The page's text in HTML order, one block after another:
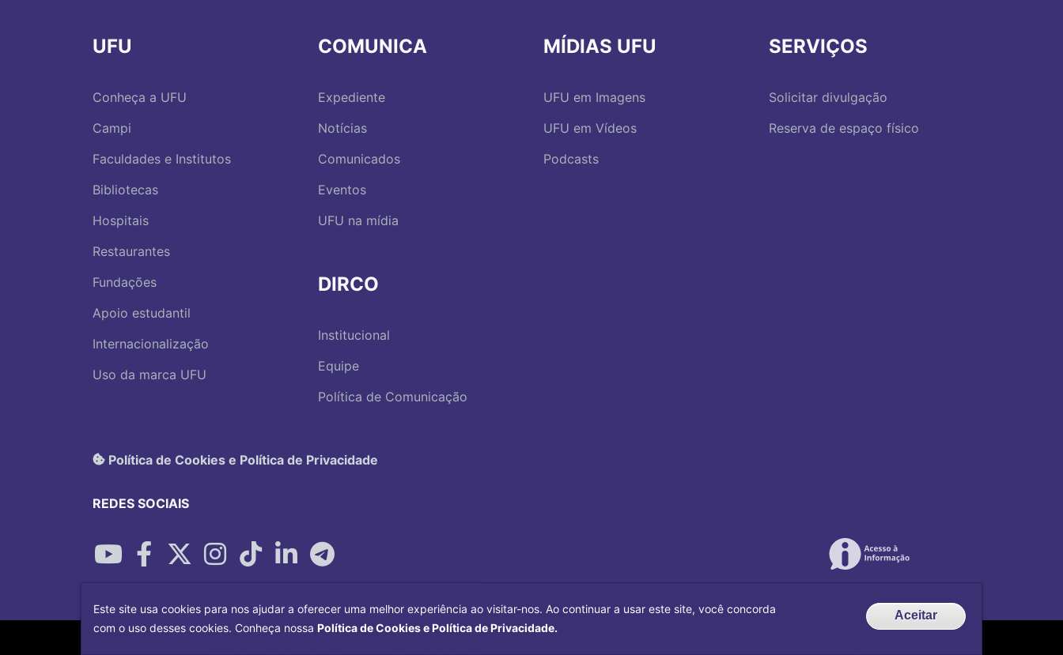
UFU
Conheça a UFU
Campi
Faculdades e Institutos
Bibliotecas
Hospitais
Restaurantes
Fundações
Apoio estudantil
Internacionalização
Uso da marca UFU
COMUNICA
Expediente
Notícias
Comunicados
Eventos
UFU na mídia
DIRCO
Institucional
Equipe
Política de Comunicação
MÍDIAS UFU
UFU em Imagens
UFU em Vídeos
Podcasts
SERVIÇOS
Solicitar divulgação
Reserva de espaço físico
Política de Cookies e Política de Privacidade
REDES SOCIAIS
Copyright©2026Universidade Federal Uberlândia.
Este site usa cookies para nos ajudar a oferecer uma melhor experiência ao visitar-nos. Ao continuar a usar este site, você concorda
com o uso desses cookies. Conheça nossa Política de Cookies e Política de Privacidade.
Aceitar